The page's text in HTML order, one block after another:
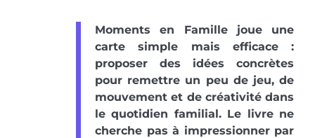
Moments en Famille joue une
carte simple mais efficace :
proposer des idées concrètes
pour remettre un peu de jeu, de
mouvement et de créativité dans
le quotidien familial. Le livre ne
cherche pas à impressionner par